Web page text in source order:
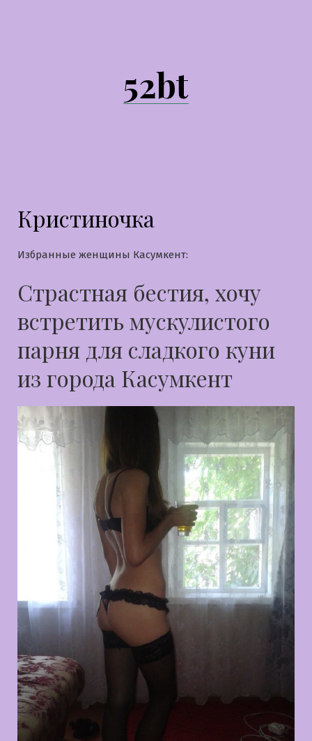
52bt
Кристиночка
Избранные женщины Касумкент:
Страстная бестия, хочу
встретить мускулистого
парня для сладкого куни
из города Касумкент